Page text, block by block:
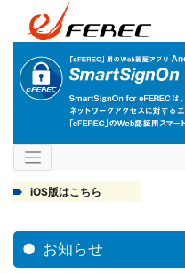
iOS版はこちら
お知らせ